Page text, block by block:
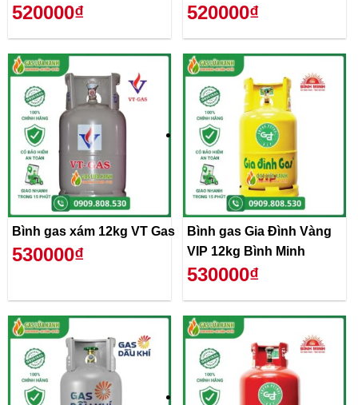
520000₫ 520000₫
Bình gas xám 12kg VT Gas
530000₫
Bình gas Gia Đình Vàng
VIP 12kg Bình Minh
530000₫